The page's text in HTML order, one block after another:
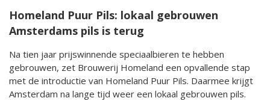
Homeland Puur Pils: lokaal gebrouwen
Amsterdams pils is terug
Na tien jaar prijswinnende speciaalbieren te hebben
gebrouwen, zet Brouwerij Homeland een opvallende stap
met de introductie van Homeland Puur Pils. Daarmee krijgt
Amsterdam na lange tijd weer een lokaal gebrouwen pils.